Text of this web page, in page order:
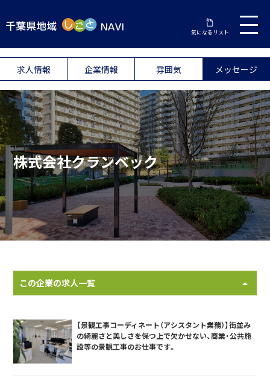
気になるリスト
求人情報 企業情報 雰囲気 メッセージ
株式会社クランベック
この企業の求人一覧
【景観工事コーディネート（アシスタント業務）】街並み
の綺麗さと美しさを保つ上で欠かせない、商業・公共施
設等の景観工事のお仕事です。